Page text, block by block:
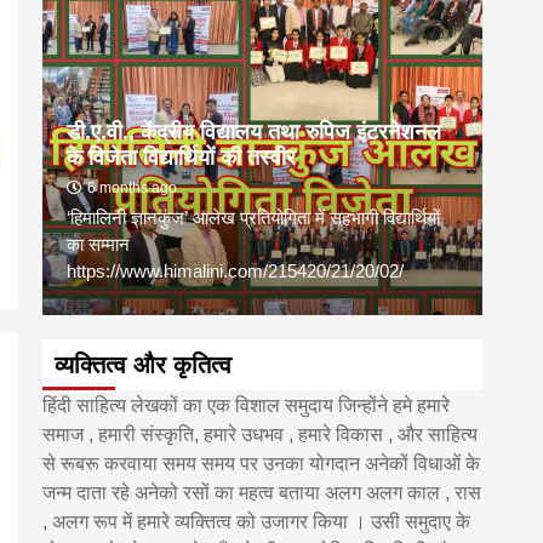
डी.ए.वी., केंद्रीय विद्यालय तथा रुपिज इंटरनेशनल
के विजेता विद्यार्थियों की तस्वीर
6 months ago
‘हिमालिनी ज्ञानकुंज’ आलेख प्रतियोगिता में सहभागी विद्यार्थियों
का सम्मान
https://www.himalini.com/215420/21/20/02/
व्यक्तित्व और कृतित्व
हिंदी साहित्य लेखकों का एक विशाल समुदाय जिन्होंने हमे हमारे
समाज , हमारी संस्कृति, हमारे उधभव , हमारे विकास , और साहित्य
से रूबरू करवाया समय समय पर उनका योगदान अनेकों विधाओं के
जन्म दाता रहे अनेको रसों का महत्व बताया अलग अलग काल , रास
, अलग रूप में हमारे व्यक्तित्व को उजागर किया । उसी समुदाए के